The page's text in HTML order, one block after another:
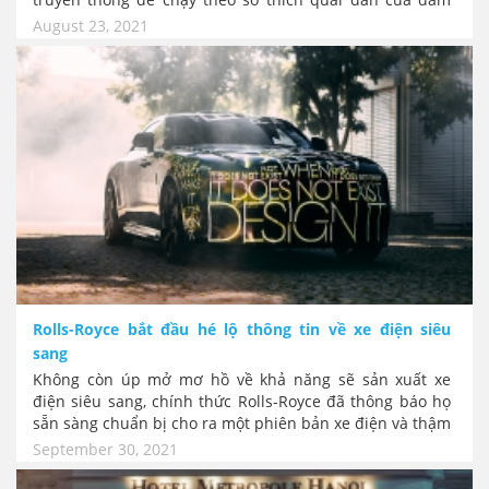
đông khách hàng thời đại mới. Rút cục đến cả Bugatti
một tượng đài siêu xe gầm thấp với danh hiệu vua tốc
độ, cũng đã lên kế hoạch xây dựng dòng sản phẩm mới.
Đó là một mẫu SUV... Thế giới thật là điên rồ!
August 23, 2021
Rolls-Royce bắt đầu hé lộ thông tin về xe điện siêu
sang
Không còn úp mở mơ hồ về khả năng sẽ sản xuất xe
điện siêu sang, chính thức Rolls-Royce đã thông báo họ
sẵn sàng chuẩn bị cho ra một phiên bản xe điện và thậm
chí chốt luôn tên của xe là Spectre. Phủ nhận luôn tên xe
trước đây CEO Torsten Muller-Otvos đã từng tiết lộ là
September 30, 2021